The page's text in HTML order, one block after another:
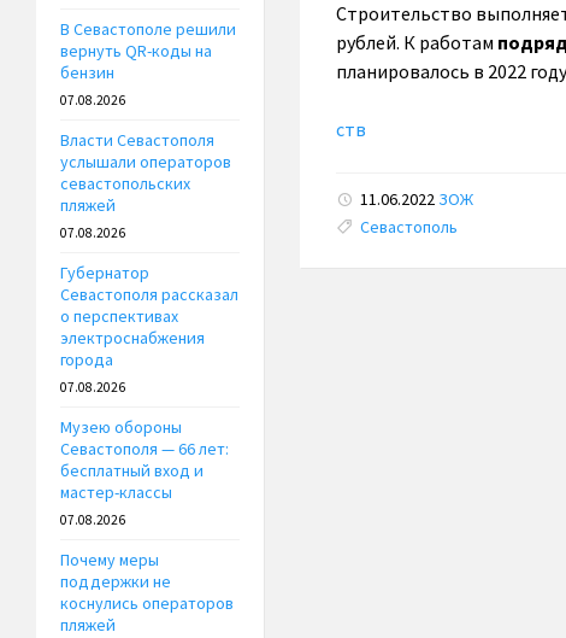
Строительство
рублей. К работам
планировалось в 2022
ств
11.06.2022 ЗОЖ
Tags:
Севастополь
В Севастополе решили
вернуть QR-коды на
бензин
07.08.2026
Власти Севастополя
услышали операторов
севастопольских
пляжей
07.08.2026
Губернатор
Севастополя рассказал
о перспективах
электроснабжения
города
07.08.2026
Музею обороны
Севастополя — 66 лет:
бесплатный вход и
мастер-классы
07.08.2026
Почему меры
поддержки не
коснулись операторов
пляжей